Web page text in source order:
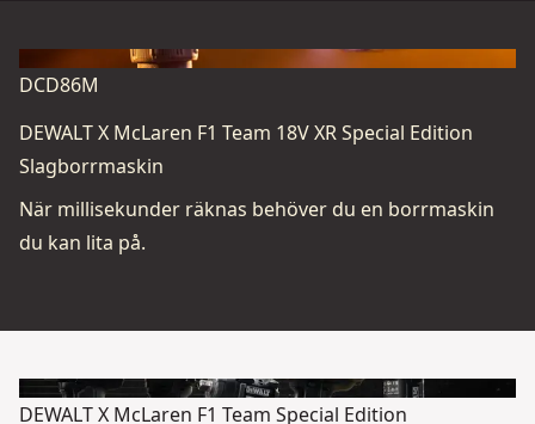
DCD86M
DEWALT X McLaren F1 Team 18V XR Special Edition
Slagborrmaskin
När millisekunder räknas behöver du en borrmaskin
du kan lita på.
DEWALT X McLaren F1 Team Special Edition